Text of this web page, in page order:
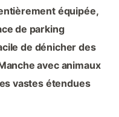
équipée,
de parking
de dénicher des
avec animaux
vastes étendues